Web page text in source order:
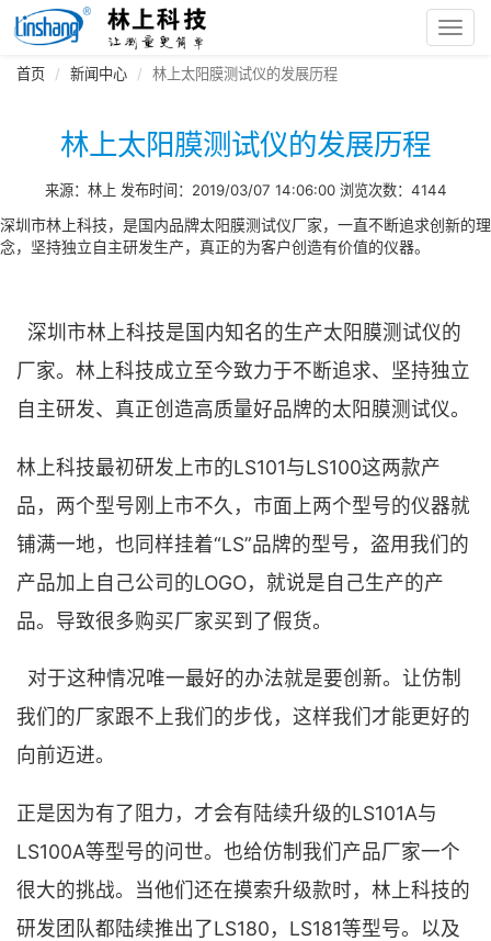
首页 新闻中心 林上太阳膜测试仪的发展历程
林上太阳膜测试仪的发展历程
来源：林上 发布时间：2019/03/07 14:06:00 浏览次数：4144
深圳市林上科技，是国内品牌太阳膜测试仪厂家，一直不断追求创新的理
念，坚持独立自主研发生产，真正的为客户创造有价值的仪器。
深圳市林上科技是国内知名的生产太阳膜测试仪的
厂家。林上科技成立至今致力于不断追求、坚持独立
自主研发、真正创造高质量好品牌的太阳膜测试仪。
林上科技最初研发上市的LS101与LS100这两款产
品，两个型号刚上市不久，市面上两个型号的仪器就
铺满一地，也同样挂着“LS”品牌的型号，盗用我们的
产品加上自己公司的LOGO，就说是自己生产的产
品。导致很多购买厂家买到了假货。
对于这种情况唯一最好的办法就是要创新。让仿制
我们的厂家跟不上我们的步伐，这样我们才能更好的
向前迈进。
正是因为有了阻力，才会有陆续升级的LS101A与
LS100A等型号的问世。也给仿制我们产品厂家一个
很大的挑战。当他们还在摸索升级款时，林上科技的
研发团队都陆续推出了LS180，LS181等型号。以及